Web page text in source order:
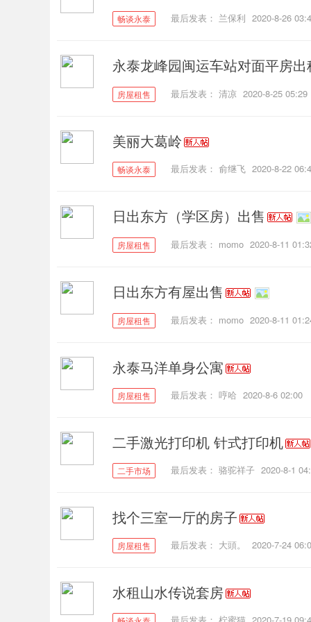
畅谈永泰 最后发表： 兰保利 2020-8-26
永泰龙峰园闽运车站对面平房出
房屋租售 最后发表： 清凉 2020-8-25 05:29
美丽大葛岭
畅谈永泰 最后发表： 俞继飞 2020-8-22
日出东方（学区房）出售
房屋租售 最后发表： momo 2020-8-11
日出东方有屋出售
房屋租售 最后发表： momo 2020-8-11
永泰马洋单身公寓
房屋租售 最后发表： 哼哈 2020-8-6 02:00
二手激光打印机 针式打印机
二手市场 最后发表： 骆驼祥子 2020-8-1
找个三室一厅的房子
房屋租售 最后发表： 大頭。 2020-7-24
水租山水传说套房